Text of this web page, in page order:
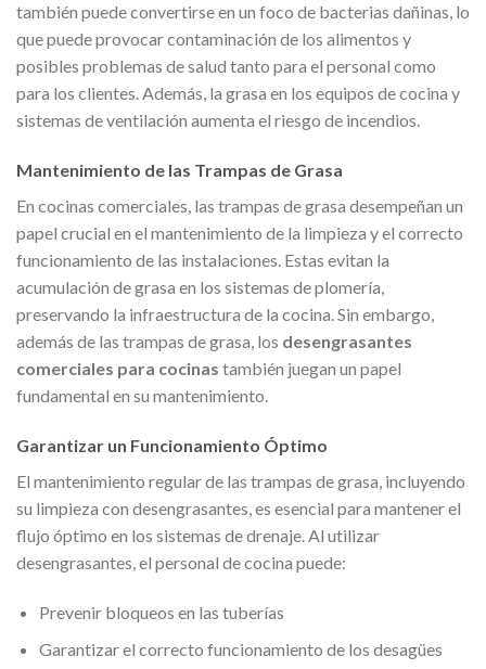
también puede convertirse en un foco de bacterias dañinas, lo
que puede provocar contaminación de los alimentos y
posibles problemas de salud tanto para el personal como
para los clientes. Además, la grasa en los equipos de cocina y
sistemas de ventilación aumenta el riesgo de incendios.
Mantenimiento de las Trampas de Grasa
En cocinas comerciales, las trampas de grasa desempeñan un
papel crucial en el mantenimiento de la limpieza y el correcto
funcionamiento de las instalaciones. Estas evitan la
acumulación de grasa en los sistemas de plomería,
preservando la infraestructura de la cocina. Sin embargo,
además de las trampas de grasa, los desengrasantes
comerciales para cocinas también juegan un papel
fundamental en su mantenimiento.
Garantizar un Funcionamiento Óptimo
El mantenimiento regular de las trampas de grasa, incluyendo
su limpieza con desengrasantes, es esencial para mantener el
flujo óptimo en los sistemas de drenaje. Al utilizar
desengrasantes, el personal de cocina puede:
Prevenir bloqueos en las tuberías
Garantizar el correcto funcionamiento de los desagües